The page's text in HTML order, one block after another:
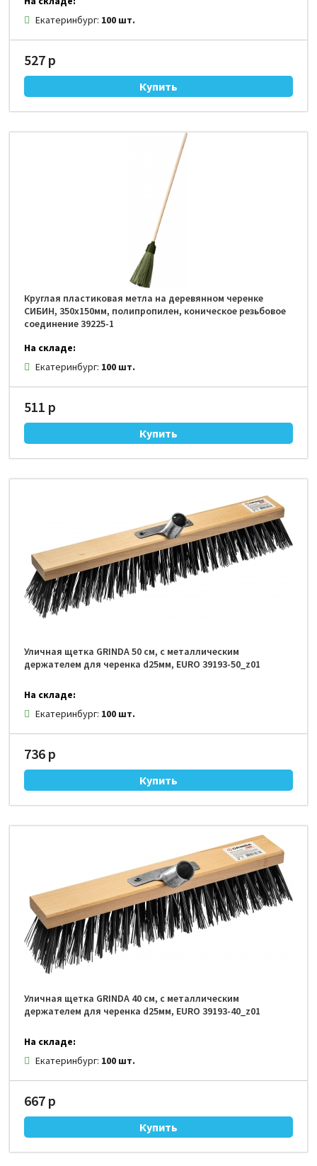
Екатеринбург: 100 шт.
527 р
Круглая пластиковая метла на деревянном черенке
СИБИН, 350х150мм, полипропилен, коническое резьбовое
соединение 39225-1
На складе:
Екатеринбург: 100 шт.
511 р
Уличная щетка GRINDA 50 см, с металлическим
держателем для черенка d25мм, EURO 39193-50_z01
На складе:
Екатеринбург: 100 шт.
736 р
Уличная щетка GRINDA 40 см, с металлическим
держателем для черенка d25мм, EURO 39193-40_z01
На складе:
Екатеринбург: 100 шт.
667 р